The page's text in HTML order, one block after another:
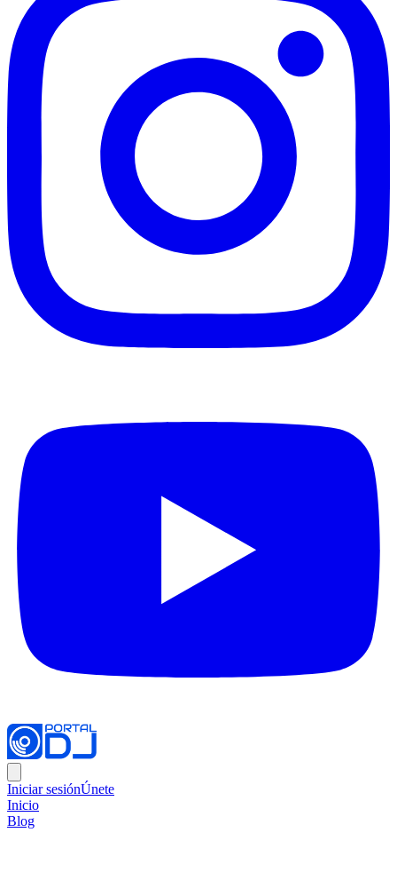
Iniciar sesiónÚnete
Inicio
Blog